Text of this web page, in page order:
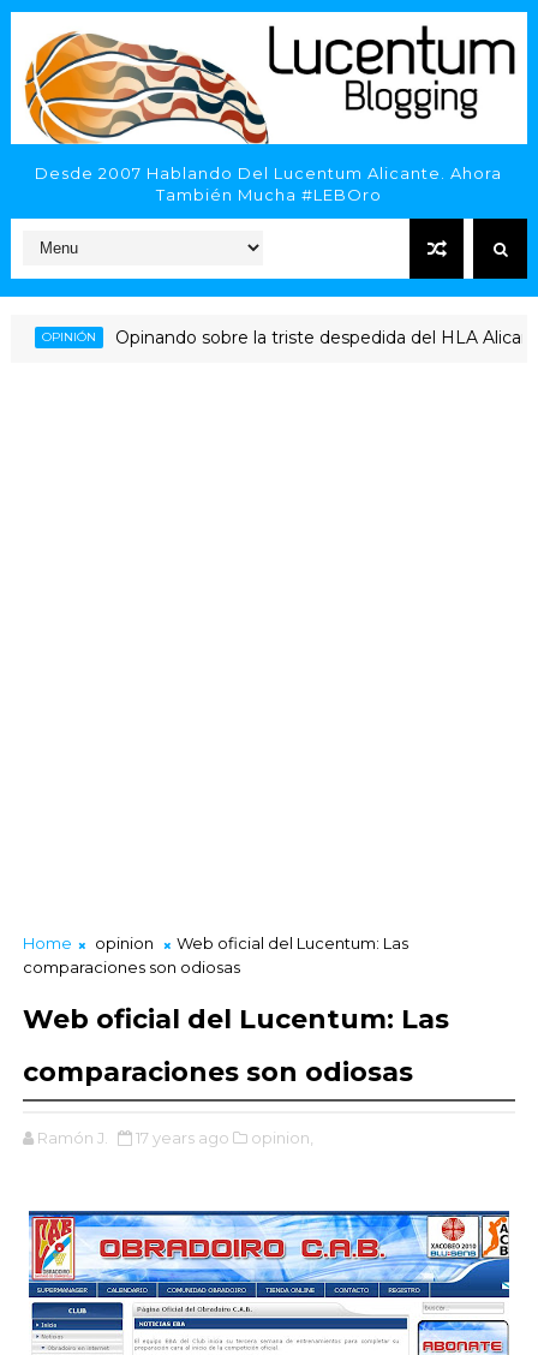
Desde 2007 Hablando Del Lucentum Alicante. Ahora
También Mucha #LEBOro
Opinando sobre la triste despedida del HLA Alicante a
Home opinion
Web oficial del Lucentum: Las
comparaciones son odiosas
Web oficial del Lucentum: Las
comparaciones son odiosas
Ramón J. 17 years ago opinion,